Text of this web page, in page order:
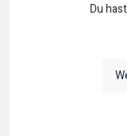
Du